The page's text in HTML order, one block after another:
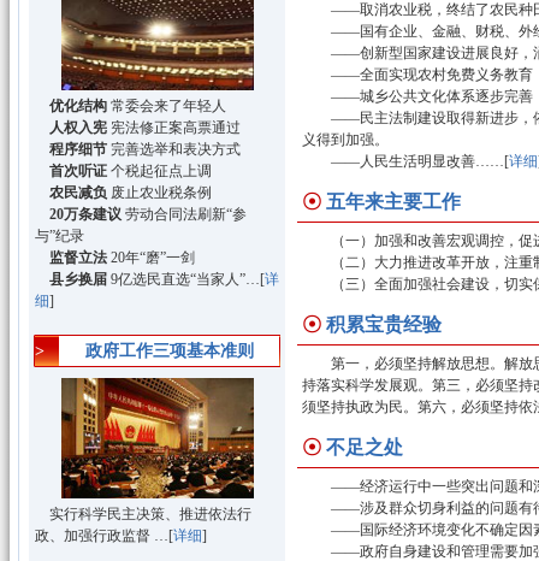
优化结构 常委会来了年轻人
人权入宪 宪法修正案高票通过
程序细节 完善选举和表决方式
首次听证 个税起征点上调
农民减负 废止农业税条例
20万条建议 劳动合同法刷新“参
与”纪录
监督立法 20年“磨”一剑
县乡换届 9亿选民直选“当家人”…[详
细]
> 政府工作三项基本准则
实行科学民主决策、推进依法行
政、加强行政监督 …[详细]
——取消农业税，终结了农民种
——国有企业、金融、财税、外经
——创新型国家建设进展良好，涌
——全面实现农村免费义务教育，
——城乡公共文化体系逐步完善
——民主法制建设取得新进步，依
义得到加强。
——人民生活明显改善……[详细
☉ 五年来主要工作
（一）加强和改善宏观调控，促
（二）大力推进改革开放，注
（三）全面加强社会建设，切
☉ 积累宝贵经验
第一，必须坚持解放思想。解放
持落实科学发展观。第三，必须坚
须坚持执政为民。第六，必须坚持
☉ 不足之处
——经济运行中一些突出问题和
——涉及群众切身利益的问题有
——国际经济环境变化不确定因
——政府自身建设和管理需要